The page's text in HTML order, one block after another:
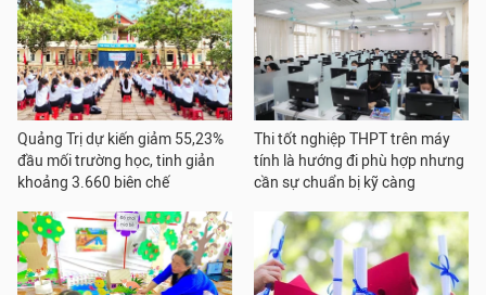
Quảng Trị dự kiến giảm 55,23%
đầu mối trường học, tinh giản
khoảng 3.660 biên chế
Thi tốt nghiệp THPT trên máy
tính là hướng đi phù hợp nhưng
cần sự chuẩn bị kỹ càng